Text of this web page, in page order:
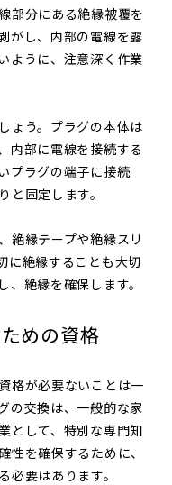
部分にある絶縁被覆を
がし、内部の電線を露
ように、注意深く作業
ょう。プラグの本体は
内部に電線を接続する
プラグの端子に接続
と固定します。
絶縁テープや絶縁スリ
に絶縁することも大切
絶縁を確保します。
めの資格
格が必要ないことは一
の交換は、一般的な家
として、特別な専門知
性を確保するために、
要はあります。